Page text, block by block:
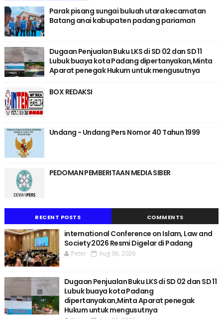
Parak pisang sungai buluah utara kecamatan
Batang anai kabupaten padang pariaman
Dugaan Penjualan Buku LKS di SD 02 dan SD 11
Lubuk buaya kota Padang dipertanyakan,Minta
Aparat penegak Hukum untuk mengusutnya
BOX REDAKSI
Undang - Undang Pers Nomor 40 Tahun 1999
PEDOMAN PEMBERITAAN MEDIA SIBER
RECENT POSTS COMMENTS
international Conference on Islam, Law and
Society 2026 Resmi Digelar di Padang
Peter Aug 06, 2026
Dugaan Penjualan Buku LKS di SD 02 dan SD 11
Lubuk buaya kota Padang
dipertanyakan,Minta Aparat penegak
Hukum untuk mengusutnya